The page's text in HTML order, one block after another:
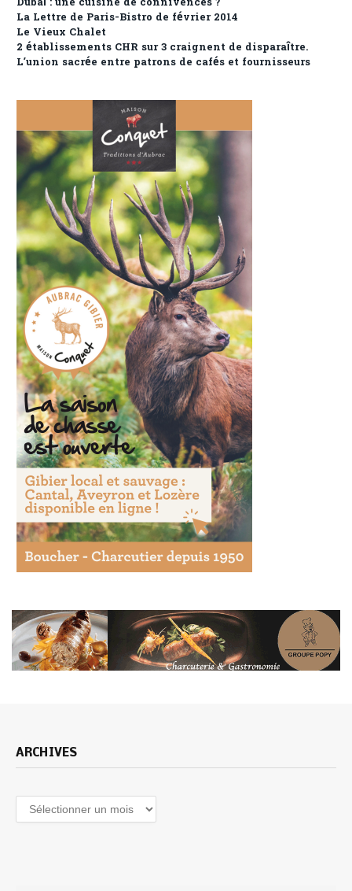
La Lettre de Paris-Bistro de février 2014
Le Vieux Chalet
2 établissements CHR sur 3 craignent de disparaître.
L’union sacrée entre patrons de cafés et fournisseurs
ARCHIVES
Archives